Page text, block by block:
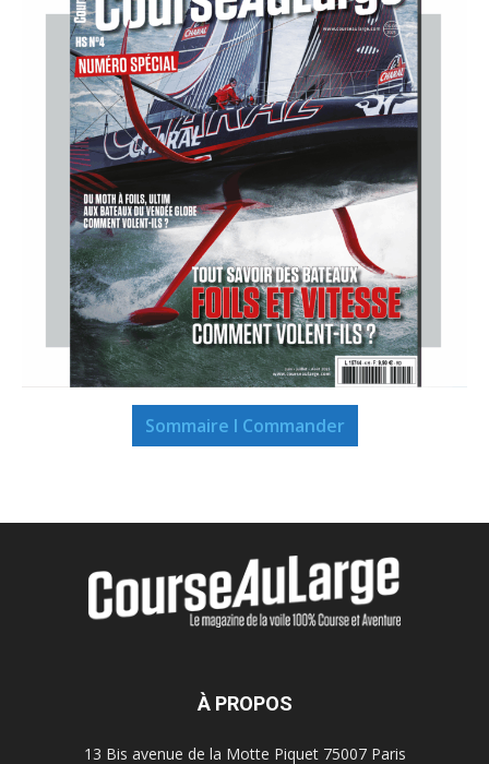
Sommaire I Commander
À PROPOS
13 Bis avenue de la Motte Piquet 75007 Paris